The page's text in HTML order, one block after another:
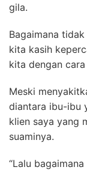
gila.
Bagaimana
kita kasih
kita dengan
Meski
diantara ibu-ibu
klien saya yang
suaminya.
“Lalu